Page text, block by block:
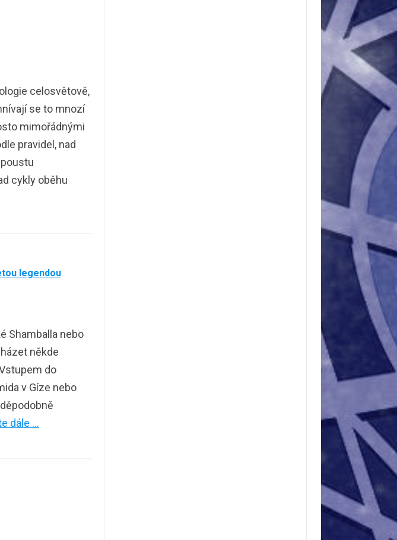
celosvětově,
se to mnozí
mimořádnými
pravidel, nad
cykly oběhu
legendou
Shamballa nebo
někde
do
v Gíze nebo
dále …